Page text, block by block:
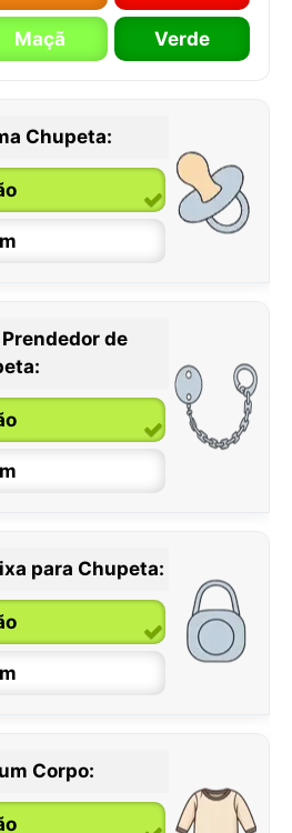
Maçã Verde
Chupeta:
/ 6 meses
36 meses
de
para Chupeta:
Corpo: